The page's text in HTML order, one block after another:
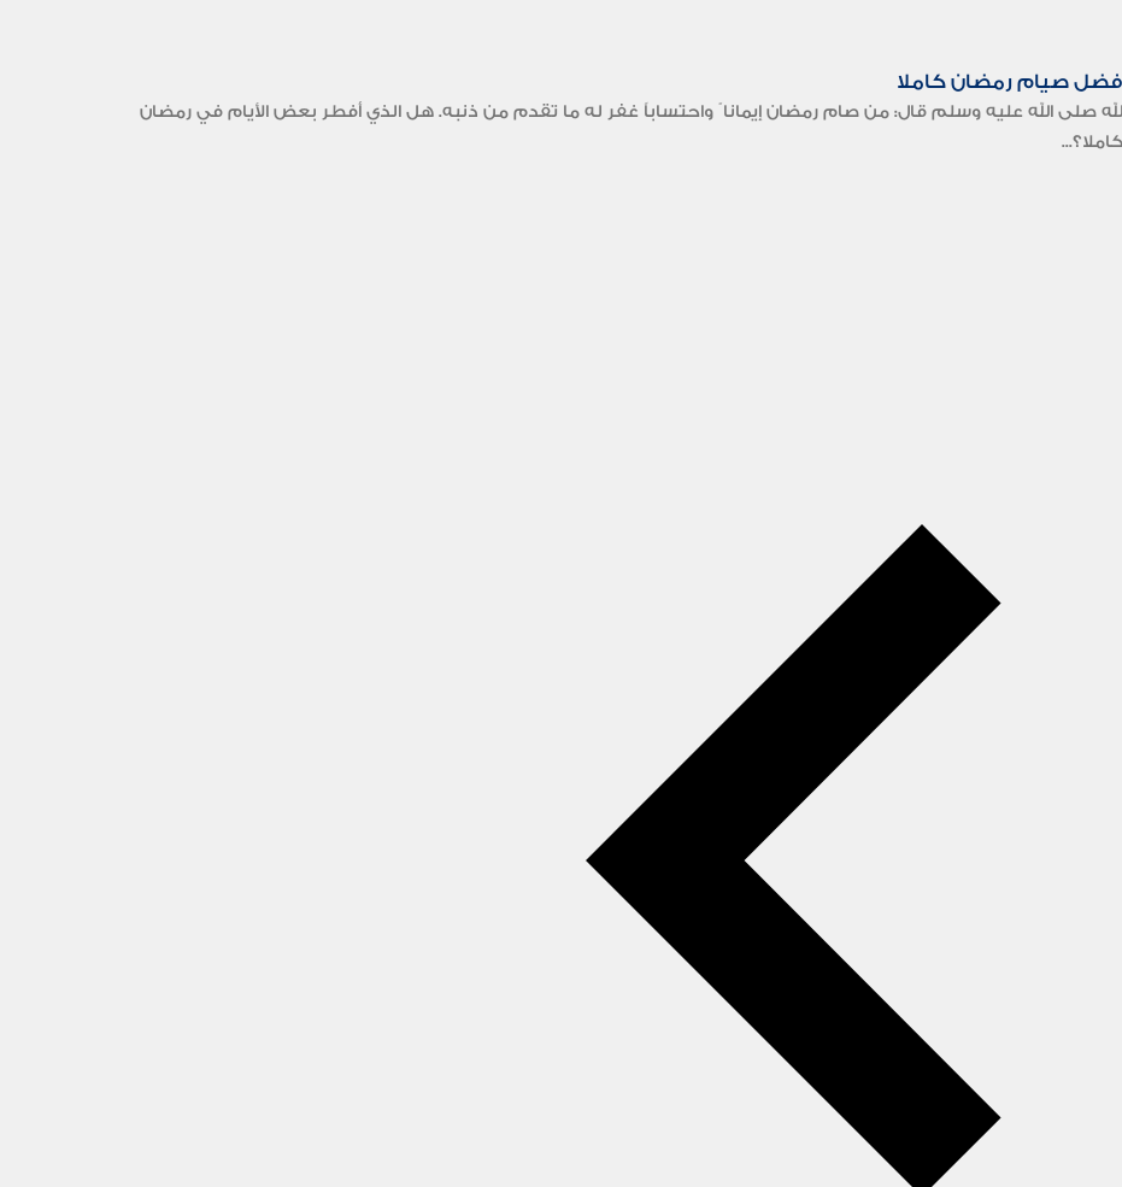
فضل صيام رمضان كاملا
صلى الله عليه وسلم قال: من صام رمضان إيمانا ً واحتساباً غفر له ما تقدم من ذنبه. هل الذي أفطر بعض الأيام في رمضان